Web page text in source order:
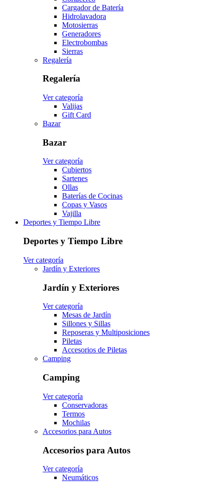
Cargador de Batería
Hidrolavadora
Motosierras
Generadores
Electrobombas
Sierras
Regalería
Regalería
Ver categoría
Valijas
Gift Card
Bazar
Bazar
Ver categoría
Cubiertos
Sartenes
Ollas
Baterías de Cocinas
Copas y Vasos
Vajilla
Deportes y Tiempo Libre
Deportes y Tiempo Libre
Ver categoría
Jardín y Exteriores
Jardín y Exteriores
Ver categoría
Mesas de Jardín
Sillones y Sillas
Reposeras y Multiposiciones
Piletas
Accesorios de Piletas
Camping
Camping
Ver categoría
Conservadoras
Termos
Mochilas
Accesorios para Autos
Accesorios para Autos
Ver categoría
Neumáticos